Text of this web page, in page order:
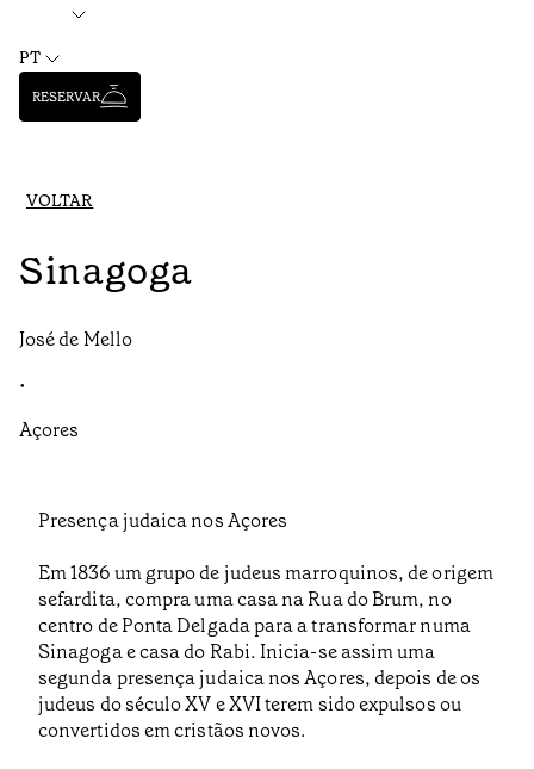
PT
RESERVAR
VOLTAR
Sinagoga
José de Mello
•
Açores
Presença judaica nos Açores
Em 1836 um grupo de judeus marroquinos, de origem
sefardita, compra uma casa na Rua do Brum, no
centro de Ponta Delgada para a transformar numa
Sinagoga e casa do Rabi. Inicia-se assim uma
segunda presença judaica nos Açores, depois de os
judeus do século XV e XVI terem sido expulsos ou
convertidos em cristãos novos.